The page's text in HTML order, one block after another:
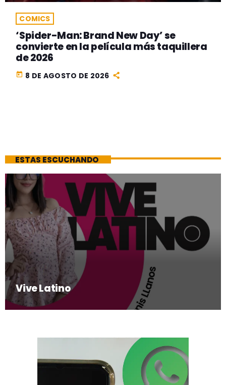
COMICS
‘Spider-Man: Brand New Day’ se
convierte en la película más taquillera
de 2026
today 8 DE AGOSTO DE 2026
ESTAS ESCUCHANDO
Vive Latino